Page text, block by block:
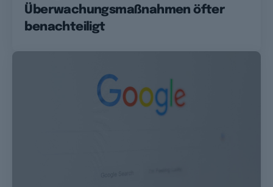
Überwachungsmaßnahmen öfter
benachteiligt